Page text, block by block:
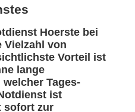
Hoerste bei
Vielzahl von
Vorteil ist
lange
welcher Tages-
ist
sofort zur